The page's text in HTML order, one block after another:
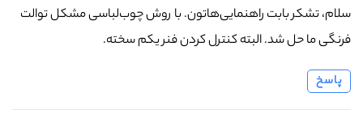
سلام، تشکر بابت راهنمایی‌هاتون. با روش چوب‌لباسی مشکل توالت
فرنگی ما حل شد. البته کنترل کردن فنر یکم سخته.
پاسخ